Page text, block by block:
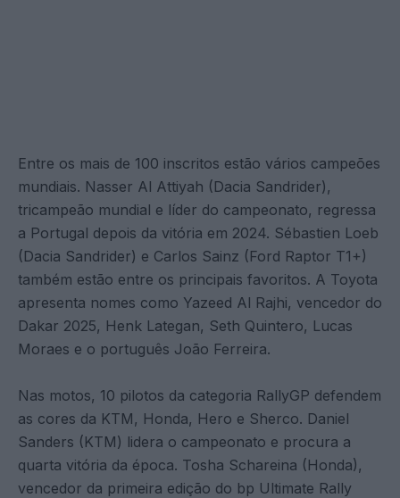
Entre os mais de 100 inscritos estão vários campeões
mundiais. Nasser Al Attiyah (Dacia Sandrider),
tricampeão mundial e líder do campeonato, regressa
a Portugal depois da vitória em 2024. Sébastien Loeb
(Dacia Sandrider) e Carlos Sainz (Ford Raptor T1+)
também estão entre os principais favoritos. A Toyota
apresenta nomes como Yazeed Al Rajhi, vencedor do
Dakar 2025, Henk Lategan, Seth Quintero, Lucas
Moraes e o português João Ferreira.
Nas motos, 10 pilotos da categoria RallyGP defendem
as cores da KTM, Honda, Hero e Sherco. Daniel
Sanders (KTM) lidera o campeonato e procura a
quarta vitória da época. Tosha Schareina (Honda),
vencedor da primeira edição do bp Ultimate Rally